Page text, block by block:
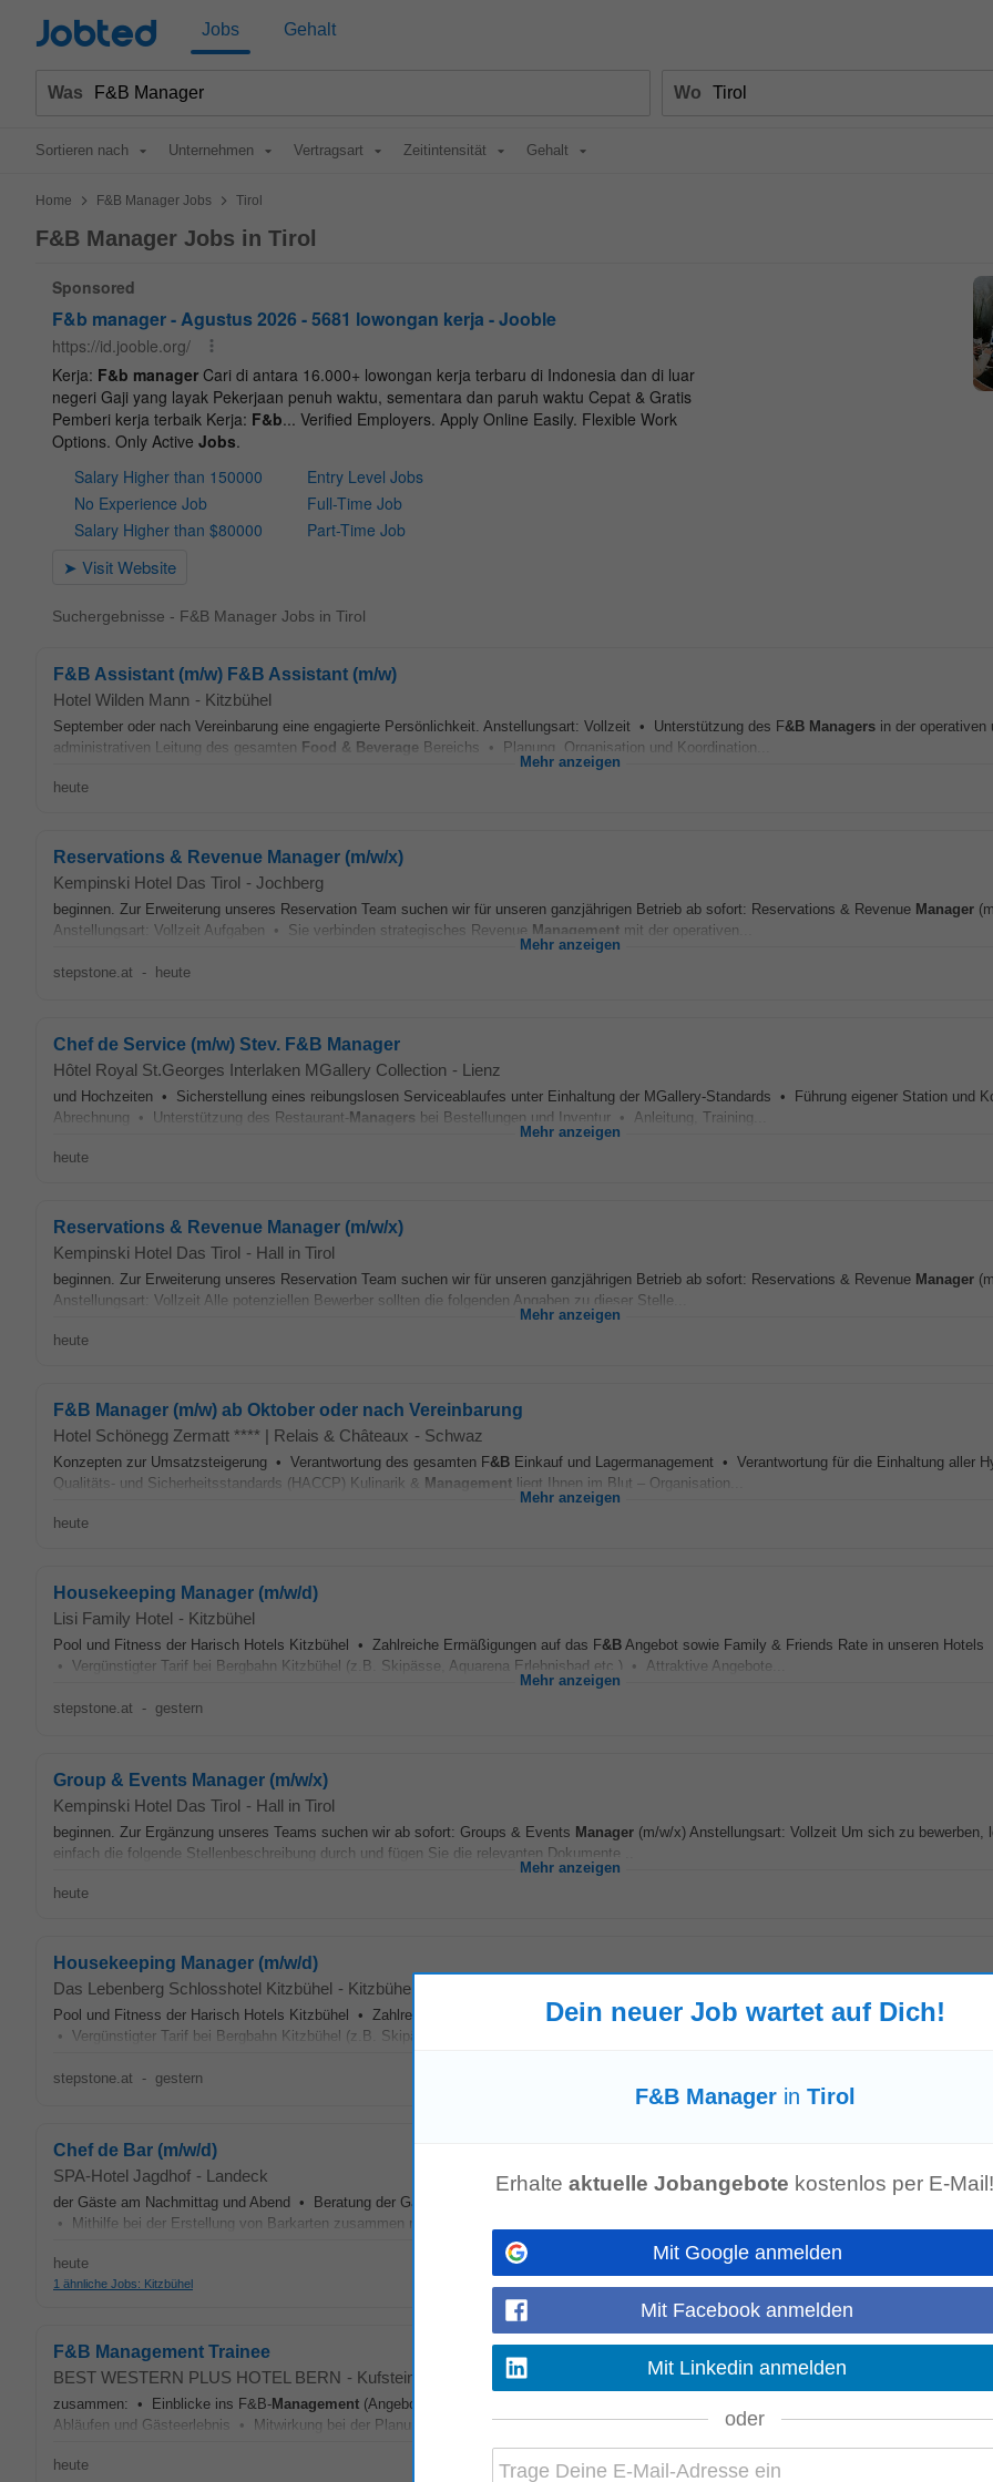
Jobted Jobs Gehalt
Was Wo
Sortieren nach Unternehmen Vertragsart Zeitintensität Gehalt
Home > F&B Manager Jobs > Tirol
F&B Manager Jobs in Tirol
Suchergebnisse - F&B Manager Jobs in Tirol
F&B Assistant (m/w) F&B Assistant (m/w)
Hotel Wilden Mann - Kitzbühel
September oder nach Vereinbarung eine engagierte Persönlichkeit. Anstellungsart: Vollzeit • Unterstützung des F&B Managers in der operativen
administrativen Leitung des gesamten Food & Beverage Bereichs • Planung, Organisation und Koordination...
Mehr anzeigen
heute
Reservations & Revenue Manager (m/w/x)
Kempinski Hotel Das Tirol - Jochberg
beginnen. Zur Erweiterung unseres Reservation Team suchen wir für unseren ganzjährigen Betrieb ab sofort: Reservations & Revenue Manager
Anstellungsart: Vollzeit Aufgaben • Sie verbinden strategisches Revenue Management mit der operativen...
Mehr anzeigen
stepstone.at - heute
Chef de Service (m/w) Stev. F&B Manager
Hôtel Royal St.Georges Interlaken MGallery Collection - Lienz
und Hochzeiten • Sicherstellung eines reibungslosen Serviceablaufes unter Einhaltung der MGallery-Standards • Führung eigener Station und
Abrechnung • Unterstützung des Restaurant-Managers bei Bestellungen und Inventur • Anleitung, Training...
Mehr anzeigen
heute
Reservations & Revenue Manager (m/w/x)
Kempinski Hotel Das Tirol - Hall in Tirol
beginnen. Zur Erweiterung unseres Reservation Team suchen wir für unseren ganzjährigen Betrieb ab sofort: Reservations & Revenue Manager
Anstellungsart: Vollzeit Alle potenziellen Bewerber sollten die folgenden Angaben zu dieser Stelle...
Mehr anzeigen
heute
F&B Manager (m/w) ab Oktober oder nach Vereinbarung
Hotel Schönegg Zermatt **** | Relais & Châteaux - Schwaz
Konzepten zur Umsatzsteigerung • Verantwortung des gesamten F&B Einkauf und Lagermanagement • Verantwortung für die Einhaltung aller
Qualitäts- und Sicherheitsstandards (HACCP) Kulinarik & Management liegt Ihnen im Blut – Organisation...
Mehr anzeigen
heute
Housekeeping Manager (m/w/d)
Lisi Family Hotel - Kitzbühel
Pool und Fitness der Harisch Hotels Kitzbühel • Zahlreiche Ermäßigungen auf das F&B Angebot sowie Family & Friends Rate in unseren Hotels
• Vergünstigter Tarif bei Bergbahn Kitzbühel (z.B. Skipässe, Aquarena Erlebnisbad etc.) • Attraktive Angebote...
Mehr anzeigen
stepstone.at - gestern
Group & Events Manager (m/w/x)
Kempinski Hotel Das Tirol - Hall in Tirol
beginnen. Zur Ergänzung unseres Teams suchen wir ab sofort: Groups & Events Manager (m/w/x) Anstellungsart: Vollzeit Um sich zu bewerben,
einfach die folgende Stellenbeschreibung durch und fügen Sie die relevanten Dokumente...
Mehr anzeigen
heute
Housekeeping Manager (m/w/d)
Das Lebenberg Schlosshotel Kitzbühel - Kitzbühel
Pool und Fitness der Harisch Hotels Kitzbühel • Zahlreiche Ermäßigungen auf das F &BAngebot sowie Family & Friends Rate in unseren Hotels
• Vergünstigter Tarif bei Bergbahn Kitzbühel (z.B. Skipässe, Aquarena Erlebnisbad etc.) • Attraktive Angebote...
stepstone.at - gestern
Chef de Bar (m/w/d)
SPA-Hotel Jagdhof - Landeck
der Gäste am Nachmittag und Abend • Beratung der Gäste zur Getränke- und Speisenauswahl • Zuständig für die Herstellung von
• Mithilfe bei der Erstellung von Barkarten zusammen mit dem Restaurantleiter & F
Mehr anzeigen
heute
1 ähnliche Jobs: Kitzbühel
F&B Management Trainee
BEST WESTERN PLUS HOTEL BERN - Kufstein
zusammen: • Einblicke ins F&B-Management (Angebotsplanung, Einkauf, Kalkulation, Lieferanten) • Operative Mitarbeit zur ganzheitlichen
Abläufen und Gästeerlebnis • Mitwirkung bei der Planung und Umsetzung von Events, Seminaren...
heute
Dein neuer Job wartet auf Dich!
F&B Managerin Tirol
Erhalte aktuelle Jobangebote kostenlos per E-Mail!
Mit Google anmelden
Mit Facebook anmelden
Mit Linkedin anmelden
oder